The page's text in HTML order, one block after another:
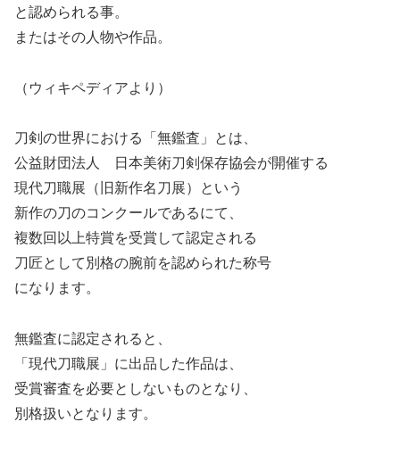
と認められる事。
またはその人物や作品。
（ウィキペディアより）
刀剣の世界における「無鑑査」とは、
公益財団法人 日本美術刀剣保存協会が開催する
現代刀職展（旧新作名刀展）という
新作の刀のコンクールであるにて、
複数回以上特賞を受賞して認定される
刀匠として別格の腕前を認められた称号
になります。
無鑑査に認定されると、
「現代刀職展」に出品した作品は、
受賞審査を必要としないものとなり、
別格扱いとなります。